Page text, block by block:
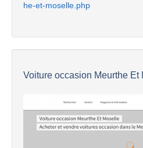
he-et-moselle.php
Voiture occasion Meurthe Et